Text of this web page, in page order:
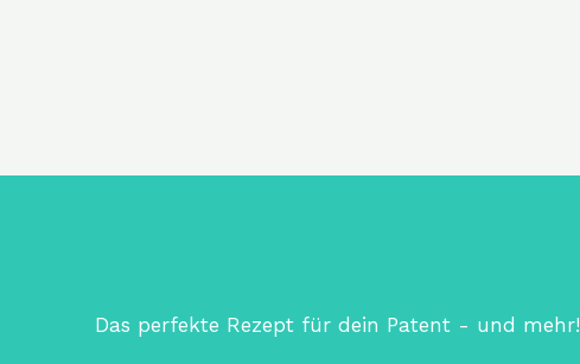
Das perfekte Rezept für dein Patent - und mehr!